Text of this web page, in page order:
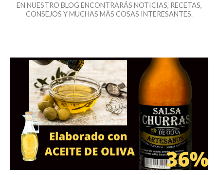
EN NUESTRO BLOG ENCONTRARÁS NOTICIAS, RECETAS,
CONSEJOS Y MUCHAS MÁS COSAS INTERESANTES.